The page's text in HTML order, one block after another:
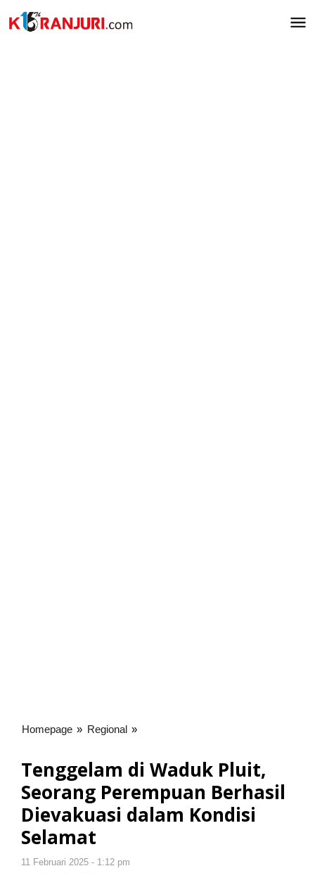
Homepage » Regional »
Waduk
Pluit,
Seorang
Perempuan
Berhasil
Tenggelam di Waduk Pluit,
Seorang Perempuan Berhasil
Dievakuasi dalam Kondisi
Selamat
11 Februari 2025 - 1:12 pm